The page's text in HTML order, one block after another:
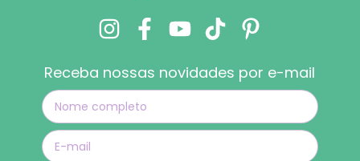
Receba nossas novidades por e-mail